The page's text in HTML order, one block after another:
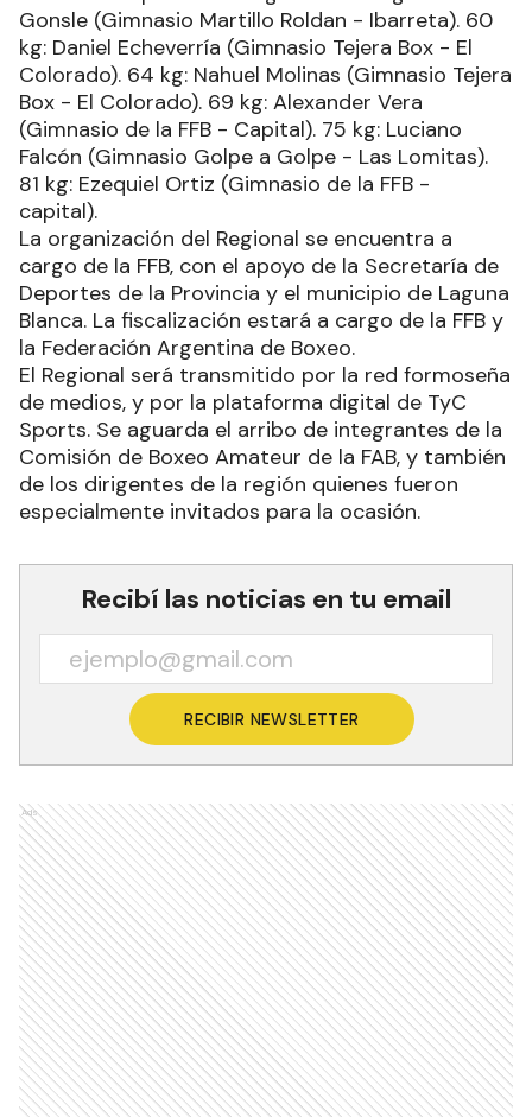
Gonsle (Gimnasio Martillo Roldan - Ibarreta). 60
kg: Daniel Echeverría (Gimnasio Tejera Box - El
Colorado). 64 kg: Nahuel Molinas (Gimnasio Tejera
Box - El Colorado). 69 kg: Alexander Vera
(Gimnasio de la FFB - Capital). 75 kg: Luciano
Falcón (Gimnasio Golpe a Golpe - Las Lomitas).
81 kg: Ezequiel Ortiz (Gimnasio de la FFB -
capital).
La organización del Regional se encuentra a
cargo de la FFB, con el apoyo de la Secretaría de
Deportes de la Provincia y el municipio de Laguna
Blanca. La fiscalización estará a cargo de la FFB y
la Federación Argentina de Boxeo.
El Regional será transmitido por la red formoseña
de medios, y por la plataforma digital de TyC
Sports. Se aguarda el arribo de integrantes de la
Comisión de Boxeo Amateur de la FAB, y también
de los dirigentes de la región quienes fueron
especialmente invitados para la ocasión.
Recibí las noticias en tu email
RECIBIR NEWSLETTER
Ads